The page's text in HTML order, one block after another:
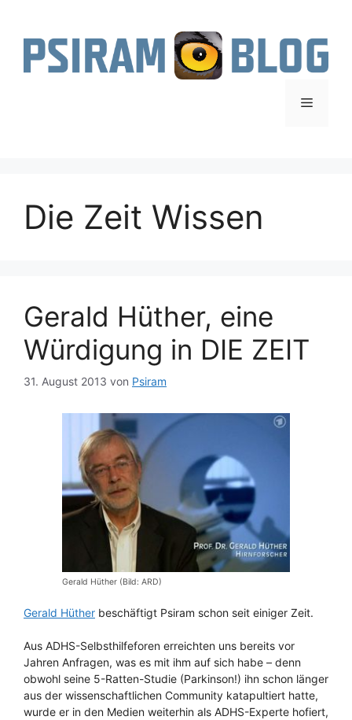
springen
Menü
Die Zeit Wissen
Gerald Hüther, eine
Würdigung in DIE ZEIT
31. August 2013 von Psiram
Gerald Hüther (Bild: ARD)
Gerald Hüther beschäftigt Psiram schon seit einiger Zeit.
Aus ADHS-Selbsthilfeforen erreichten uns bereits vor
Jahren Anfragen, was es mit ihm auf sich habe – denn
obwohl seine 5-Ratten-Studie (Parkinson!) ihn schon länger
aus der wissenschaftlichen Community katapultiert hatte,
wurde er in den Medien weiterhin als ADHS-Experte hofiert,